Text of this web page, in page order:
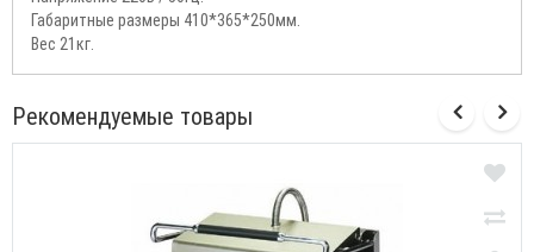
Габаритные размеры 410*365*250мм.
Вес 21кг.
Рекомендуемые товары